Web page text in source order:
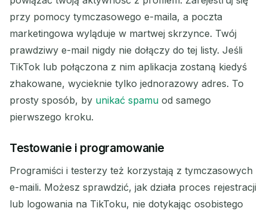
Czekam na przychodzące e-maile...
Odśwież
przy pomocy tymczasowego e-maila, a poczta
marketingowa wyląduje w martwej skrzynce. Twój
prawdziwy e-mail nigdy nie dołączy do tej listy. Jeśli
TikTok lub połączona z nim aplikacja zostaną kiedyś
zhakowane, wycieknie tylko jednorazowy adres. To
prosty sposób, by unikać spamu od samego
pierwszego kroku.
Testowanie i programowanie
Programiści i testerzy też korzystają z tymczasowych
e-maili. Możesz sprawdzić, jak działa proces rejestracji
lub logowania na TikToku, nie dotykając osobistego